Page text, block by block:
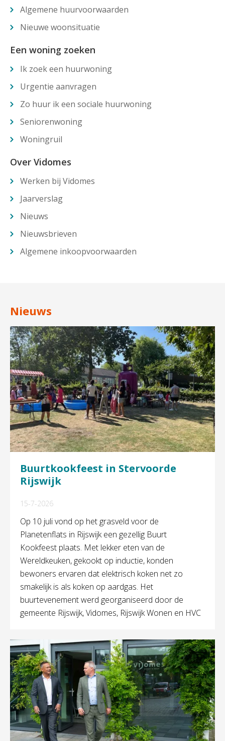
Algemene huurvoorwaarden
Nieuwe woonsituatie
Een woning zoeken
Ik zoek een huurwoning
Urgentie aanvragen
Zo huur ik een sociale huurwoning
Seniorenwoning
Woningruil
Over Vidomes
Werken bij Vidomes
Jaarverslag
Nieuws
Nieuwsbrieven
Algemene inkoopvoorwaarden
Nieuws
Buurtkookfeest in Stervoorde
Rijswijk
15-7-2026
Op 10 juli vond op het grasveld voor de
Planetenflats in Rijswijk een gezellig Buurt
Kookfeest plaats. Met lekker eten van de
Wereldkeuken, gekookt op inductie, konden
bewoners ervaren dat elektrisch koken net zo
smakelijk is als koken op aardgas. Het
buurtevenement werd georganiseerd door de
gemeente Rijswijk, Vidomes, Rijswijk Wonen en HVC